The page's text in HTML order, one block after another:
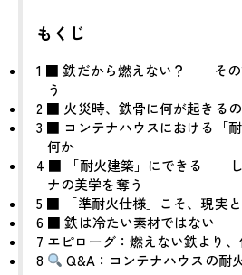
もくじ
1 ■ 鉄だから燃えない？──その
う
2 ■ 火災時、鉄骨に何が起きる
3 ■ コンテナハウスにおける「
何か
4 ■ 「耐火建築」にできる──
ナの美学を奪う
5 ■ 「準耐火仕様」こそ、現実
6 ■ 鉄は冷たい素材ではない
7 エピローグ：燃えない鉄より
8
Q&A：コンテナハウスの耐